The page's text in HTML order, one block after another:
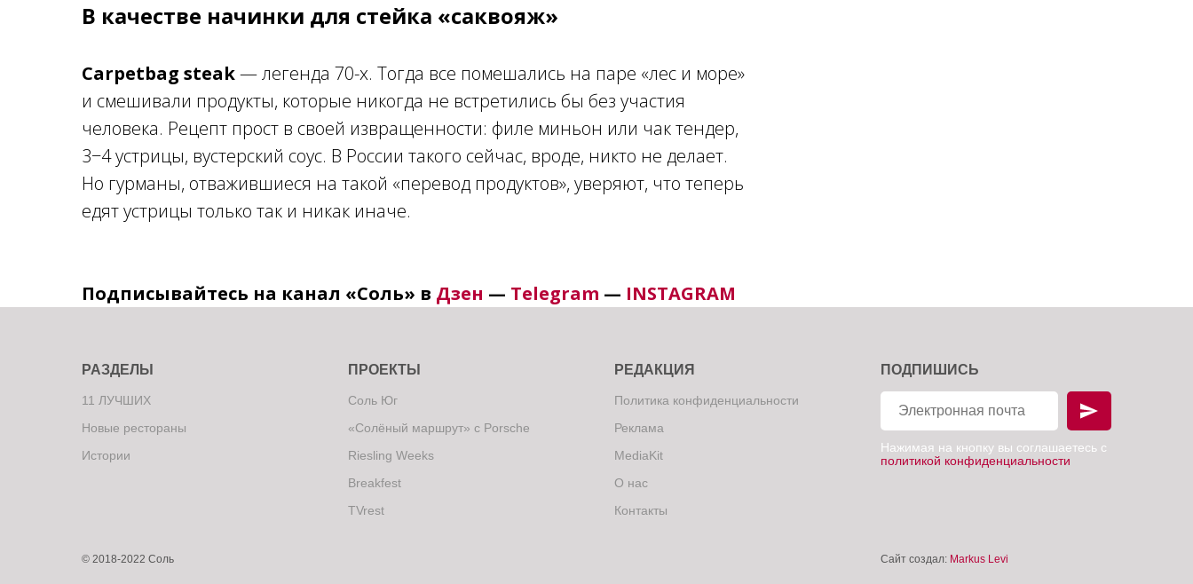
В качестве начинки для стейка «саквояж»
Carpetbag steak— легенда 70-х. Тогда все помешались на паре «лес и море»
и смешивали продукты, которые никогда не встретились бы без участия
человека. Рецепт прост в своей извращенности: филе миньон или чак тендер,
3−4 устрицы, вустерский соус. В России такого сейчас, вроде, никто не делает.
Но гурманы, отважившиеся на такой «перевод продуктов», уверяют, что теперь
едят устрицы только так и никак иначе.
Подписывайтесь на канал «Соль» в Дзен — Telegram — INSTAGRAM
РАЗДЕЛЫ
11 ЛУЧШИХ
Новые рестораны
Истории
ПРОЕКТЫ
Соль Юг
«Солёный маршрут» с Porsche
Riesling Weeks
Breakfest
TVrest
РЕДАКЦИЯ
Политика конфиденциальности
Реклама
MediaKit
О нас
Контакты
ПОДПИШИСЬ
Нажимая на кнопку вы соглашаетесь с
политикой конфиденциальности
© 2018-2022 Соль Сайт создал: Markus Levi